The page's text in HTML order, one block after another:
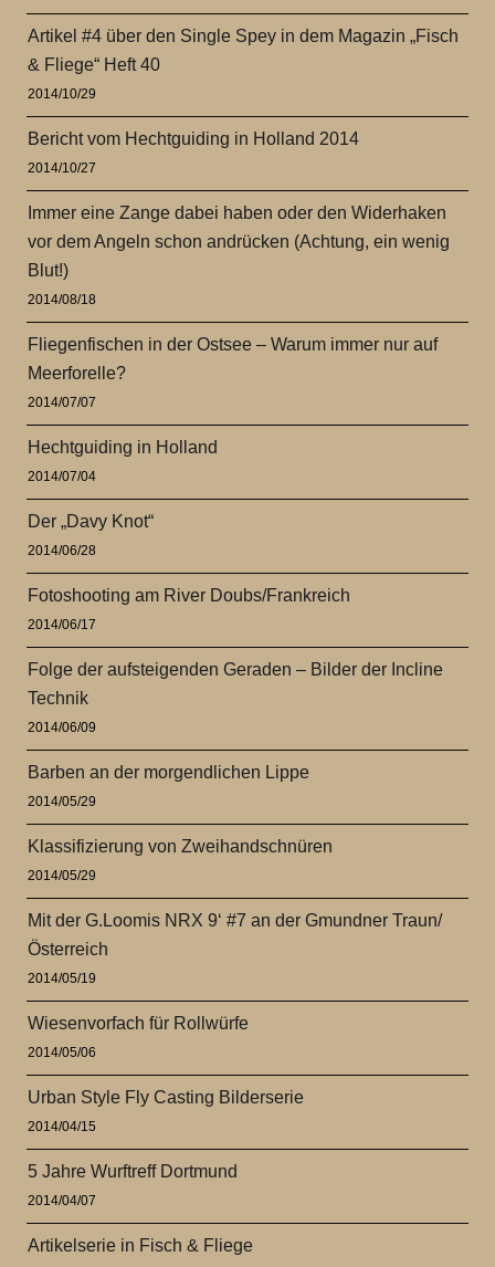
Artikel #4 über den Single Spey in dem Magazin „Fisch
& Fliege“ Heft 40
2014/10/29
Bericht vom Hechtguiding in Holland 2014
2014/10/27
Immer eine Zange dabei haben oder den Widerhaken
vor dem Angeln schon andrücken (Achtung, ein wenig
Blut!)
2014/08/18
Fliegenfischen in der Ostsee – Warum immer nur auf
Meerforelle?
2014/07/07
Hechtguiding in Holland
2014/07/04
Der „Davy Knot“
2014/06/28
Fotoshooting am River Doubs/Frankreich
2014/06/17
Folge der aufsteigenden Geraden – Bilder der Incline
Technik
2014/06/09
Barben an der morgendlichen Lippe
2014/05/29
Klassifizierung von Zweihandschnüren
2014/05/29
Mit der G.Loomis NRX 9‘ #7 an der Gmundner Traun/
Österreich
2014/05/19
Wiesenvorfach für Rollwürfe
2014/05/06
Urban Style Fly Casting Bilderserie
2014/04/15
5 Jahre Wurftreff Dortmund
2014/04/07
Artikelserie in Fisch & Fliege